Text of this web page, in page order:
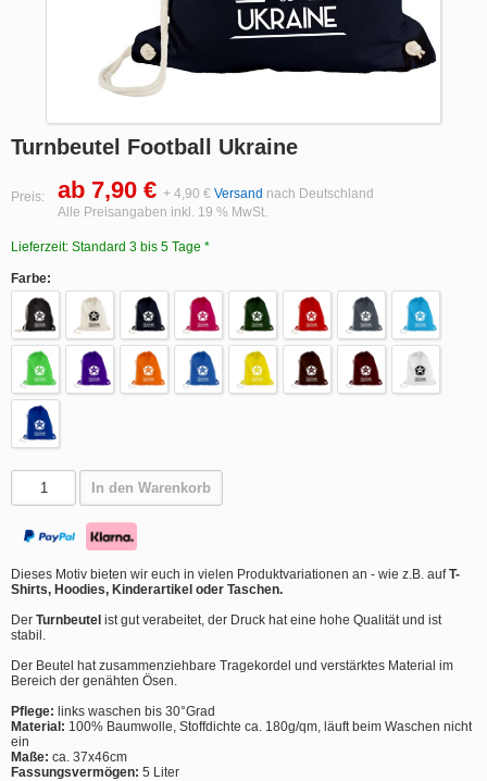
Turnbeutel Football Ukraine
Preis: ab 7,90 € + 4,90 € Versand nach Deutschland
Alle Preisangaben inkl. 19 % MwSt.
Lieferzeit: Standard 3 bis 5 Tage *
Farbe:
In den Warenkorb
Dieses Motiv bieten wir euch in vielen Produktvariationen an - wie z.B. aufT-
Shirts, Hoodies, Kinderartikel oder Taschen.
Der Turnbeutel ist gut verabeitet, der Druck hat eine hohe Qualität und ist
stabil.
Der Beutel hat zusammenziehbare Tragekordel und verstärktes Material im
Bereich der genähten Ösen.
Pflege: links waschen bis 30°Grad
Material: 100% Baumwolle, Stoffdichte ca. 180g/qm, läuft beim Waschen nicht
ein
Maße: ca. 37x46cm
Fassungsvermögen: 5 Liter